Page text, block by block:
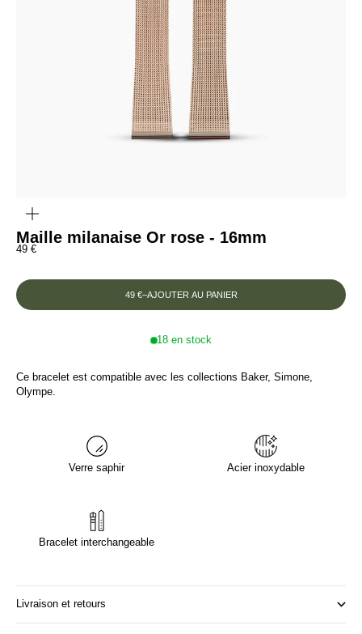
Maille milanaise Or rose - 16mm
Prix de vente
49 €
49 €–AJOUTER AU PANIER
18 en stock
Ce bracelet est compatible avec les collections Baker, Simone,
Olympe.
Verre saphir Acier inoxydable
Bracelet interchangeable
Livraison et retours